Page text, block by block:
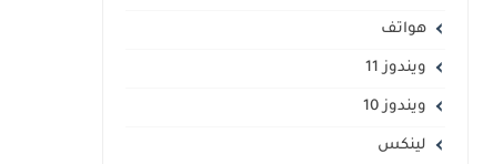
هواتف
ويندوز 11
ويندوز 10
لينكس